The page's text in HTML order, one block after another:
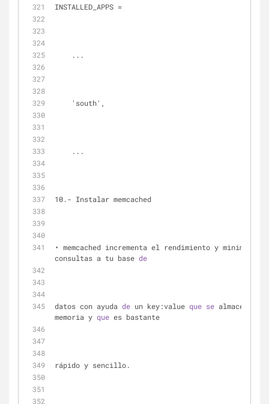
INSTALLED_APPS =
    ...
    'south',
    ...
10.- Instalar memcached
• memcached incrementa el rendimiento y minimiza
consultas a tu base de
datos con ayuda de un key:value que se almacena
memoria y que es bastante
rápido y sencillo.